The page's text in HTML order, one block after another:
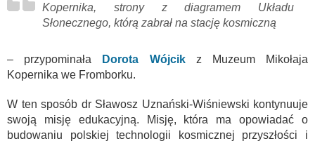
Kopernika, strony z diagramem Układu
Słonecznego, którą zabrał na stację kosmiczną
– przypominała Dorota Wójcikz Muzeum Mikołaja
Kopernika we Fromborku.
W ten sposób dr Sławosz Uznański-Wiśniewski kontynuuje
swoją misję edukacyjną. Misję, która ma opowiadać o
budowaniu polskiej technologii kosmicznej przyszłości i